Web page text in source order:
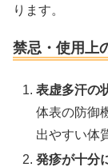
ります。
禁忌・使用上
表虚多汗の
体表の防御
出やすい体
発疹が十分